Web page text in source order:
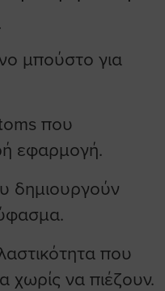
μπούστο για
που
εφαρμογή.
δημιουργούν
που
χωρίς να πιέζουν.